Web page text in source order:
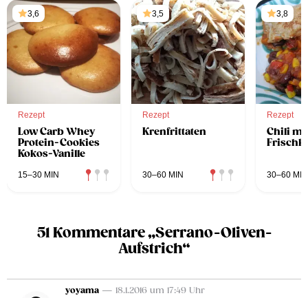
3,6
Rezept
Low Carb Whey
Protein-Cookies
Kokos-Vanille
15–30 MIN
3,5
Rezept
Krenfrittaten
30–60 MIN
3,8
Rezept
Chili
30–60 MIN
51 Kommentare „Serrano-Oliven-
Aufstrich“
yoyama — 18.1.2016 um 17:49 Uhr